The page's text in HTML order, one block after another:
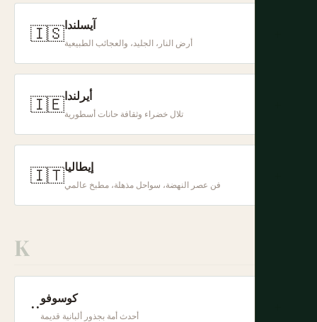
🇮🇸آيسلندا
أرض النار، الجليد، والعجائب الطبيعية
🇮🇪أيرلندا
تلال خضراء وثقافة حانات أسطورية
🇮🇹إيطاليا
فن عصر النهضة، سواحل مذهلة، مطبخ عالمي
K
··كوسوفو
أحدث أمة بجذور ألبانية قديمة